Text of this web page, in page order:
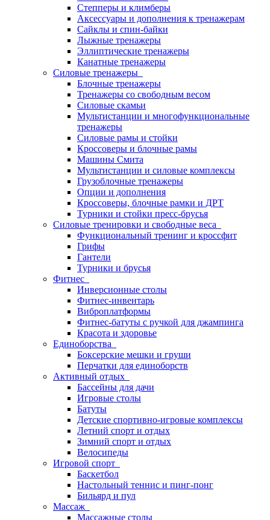
Степперы и климберы
Аксессуары и дополнения к тренажерам
Сайклы и спин-байки
Лыжные тренажеры
Эллиптические тренажеры
Канатные тренажеры
Силовые тренажеры
Блочные тренажеры
Тренажеры со свободным весом
Силовые скамьи
Мультистанции и многофункциональные
тренажеры
Силовые рамы и стойки
Кроссоверы и блочные рамы
Машины Смита
Мультистанции и силовые комплексы
Грузоблочные тренажеры
Опции и дополнения
Кроссоверы, блочные рамки и ДРТ
Турники и стойки пресс-брусья
Силовые тренировки и свободные веса
Функциональный тренинг и кроссфит
Грифы
Гантели
Турники и брусья
Фитнес
Инверсионные столы
Фитнес-инвентарь
Виброплатформы
Фитнес-батуты с ручкой для джампинга
Красота и здоровье
Единоборства
Боксерские мешки и груши
Перчатки для единоборств
Активный отдых
Бассейны для дачи
Игровые столы
Батуты
Детские спортивно-игровые комплексы
Летний спорт и отдых
Зимний спорт и отдых
Велосипеды
Игровой спорт
Баскетбол
Настольный теннис и пинг-понг
Бильярд и пул
Массаж
Массажные столы